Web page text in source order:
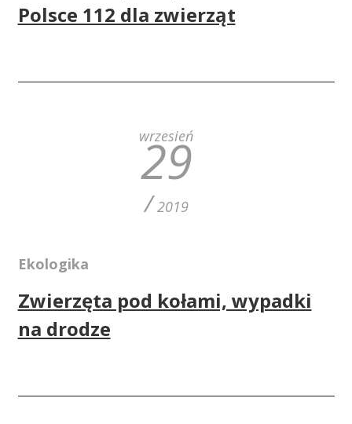
Polsce 112 dla zwierząt
wrzesień
29
/ 2019
Ekologika
Zwierzęta pod kołami, wypadki
na drodze